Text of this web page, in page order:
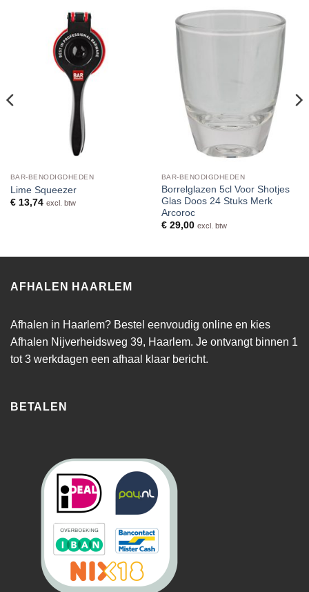
BAR-BENODIGDHEDEN
Lime Squeezer
€13,74 excl. btw
BAR-BENODIGDHEDEN
Borrelglazen 5cl Voor Shotjes
Glas Doos 24 Stuks Merk
Arcoroc
€29,00 excl. btw
AFHALEN HAARLEM
Afhalen in Haarlem? Bestel eenvoudig online en kies
Afhalen Nijverheidsweg 39, Haarlem. Je ontvangt binnen 1
tot 3 werkdagen een afhaal klaar bericht.
BETALEN